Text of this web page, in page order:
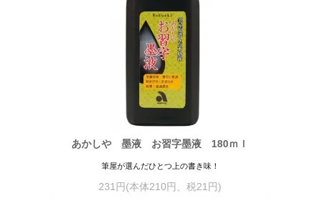
あかしや 墨液 お習字墨液 180ｍｌ
筆屋が選んだひとつ上の書き味！
231円(本体210円、税21円)